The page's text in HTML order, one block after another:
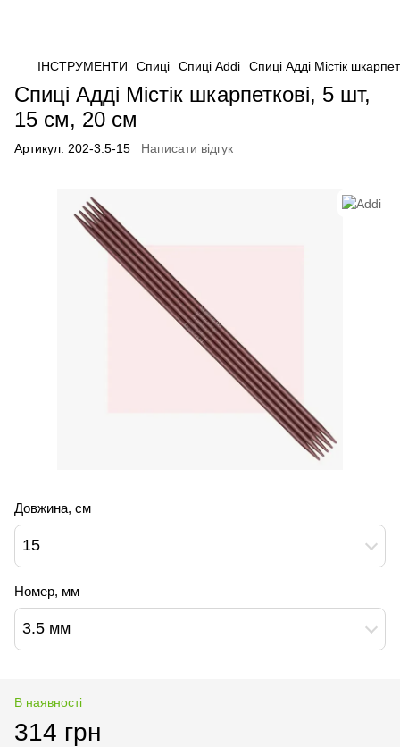
ІНСТРУМЕНТИ Спиці Спиці Addi Спиці Адді Містік
Спиці Адді Містік шкарпеткові, 5 шт,
15 см, 20 см
Артикул: 202-3.5-15 Написати відгук
Довжина, см
15
Номер, мм
3.5 мм
В наявності
314 грн